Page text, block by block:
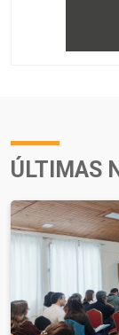
ÚLTIMAS